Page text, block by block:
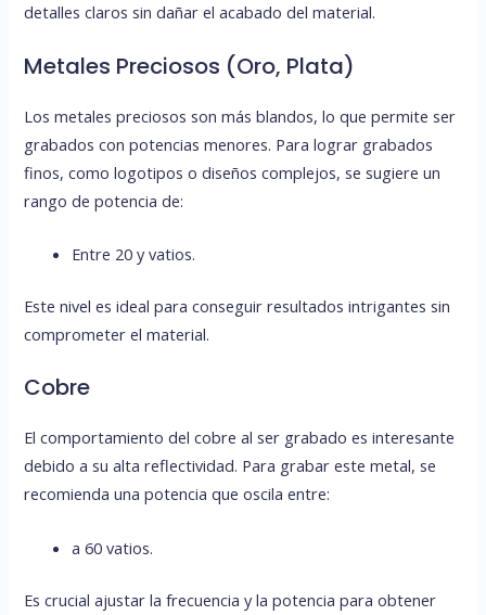
detalles claros sin dañar el acabado del material.
Metales Preciosos (Oro, Plata)
Los metales preciosos son más blandos, lo que permite ser
grabados con potencias menores. Para lograr grabados
finos, como logotipos o diseños complejos, se sugiere un
rango de potencia de:
Entre 20 y vatios.
Este nivel es ideal para conseguir resultados intrigantes sin
comprometer el material.
Cobre
El comportamiento del cobre al ser grabado es interesante
debido a su alta reflectividad. Para grabar este metal, se
recomienda una potencia que oscila entre:
a 60 vatios.
Es crucial ajustar la frecuencia y la potencia para obtener